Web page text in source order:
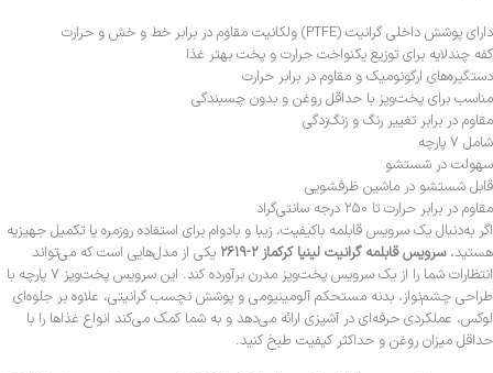
دارای پوشش داخلی گرانیت (PTFE) ولکانیت مقاوم در برابر خط و خش و حرارت
کفه چند‌لایه برای توزیع یکنواخت حرارت و پخت بهتر غذا
دستگیره‌های ارگونومیک و مقاوم در برابر حرارت
مناسب برای پخت‌وپز با حداقل روغن و بدون چسبندگی
مقاوم در برابر تغییر رنگ و زنگ‌زدگی
شامل ۷ پارچه
سهولت در شستشو
قابل شستشو در ماشین ظرفشویی
مقاوم در برابر حرارت تا ۲۵۰ درجه سانتی‌گراد
اگر به‌دنبال یک سرویس قابلمه باکیفیت، زیبا و بادوام برای استفاده روزمره یا تکمیل جهیزیه
هستید،سرویس قابلمه گرانیت لینیا کرکماز ۲-۲۶۱۹
یکی از مدل‌هایی است که می‌تواند
انتظارات شما را از یک سرویس پخت‌وپز مدرن برآورده کند. این سرویس پخت‌وپز ۷ پارچه با
طراحی چشم‌نواز، بدنه مستحکم آلومینیومی و پوشش نچسب گرانیتی، علاوه بر جلوه‌ای
لوکس، عملکردی حرفه‌ای در آشپزی ارائه می‌دهد و به شما کمک می‌کند انواع غذاها را با
حداقل میزان روغن و حداکثر کیفیت طبخ کنید.